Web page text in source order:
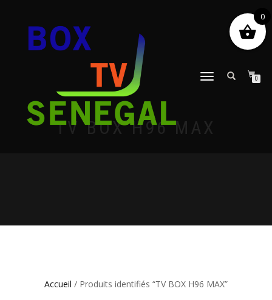
DÉPLIER
0
TV BOX H96 MAX
Accueil / Produits identifiés “TV BOX H96 MAX”
0